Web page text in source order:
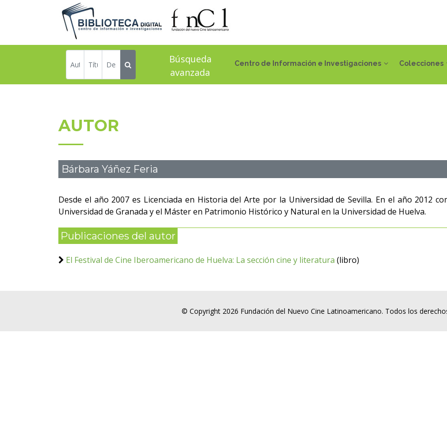
Centro de Información e Investigaciones Colecciones
Búsqueda
avanzada
AUTOR
Bárbara Yáñez Feria
Desde el año 2007 es Licenciada en Historia del Arte por la Universidad de Sevilla. En el año 2012
Universidad de Granada y el Máster en Patrimonio Histórico y Natural en la Universidad de Huelva.
Publicaciones del autor
El Festival de Cine Iberoamericano de Huelva: La sección cine y literatura (libro)
© Copyright 2026 Fundación del Nuevo Cine Latinoamericano. Todos los